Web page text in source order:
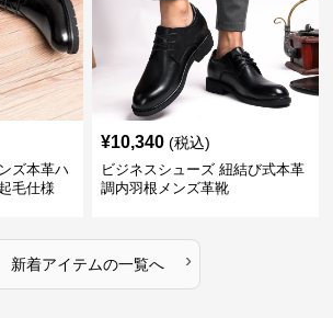
ズ本革ハ
毛仕様
¥10,340 (税込)
ビジネスシューズ 紐結び式本革
調内羽根メンズ革靴
新着アイテムの一覧へ ›